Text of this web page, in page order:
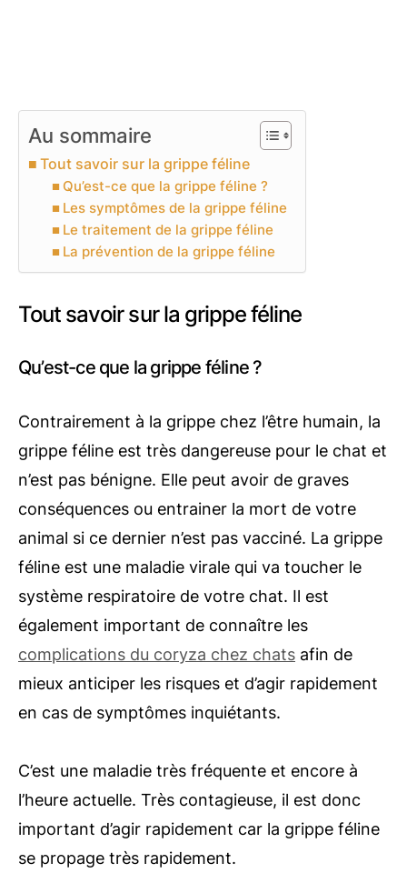
Au sommaire
Tout savoir sur la grippe féline
Qu’est-ce que la grippe féline ?
Les symptômes de la grippe féline
Le traitement de la grippe féline
La prévention de la grippe féline
Tout savoir sur la grippe féline
Qu’est-ce que la grippe féline ?
Contrairement à la grippe chez l’être humain, la
grippe féline est très dangereuse pour le chat et
n’est pas bénigne. Elle peut avoir de graves
conséquences ou entrainer la mort de votre
animal si ce dernier n’est pas vacciné. La grippe
féline est une maladie virale qui va toucher le
système respiratoire de votre chat. Il est
également important de connaître les
complications du coryza chez chats afin de
mieux anticiper les risques et d’agir rapidement
en cas de symptômes inquiétants.
C’est une maladie très fréquente et encore à
l’heure actuelle. Très contagieuse, il est donc
important d’agir rapidement car la grippe féline
se propage très rapidement.